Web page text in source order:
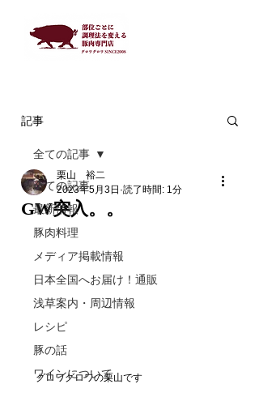
記事
全ての記事
最新情報
豚肉料理
メディア掲載情報
日本全国へお届け！通販
浅草案内・周辺情報
レシピ
豚の話
ワインについて
全ての記事
GW突入。。
栗山 裕二
2023年5月3日 読了時間: 1分
グロワグロワの栗山です